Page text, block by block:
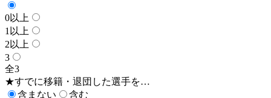
0以上
1以上
2以上
3
全3
★すでに移籍・退団した選手を…
含まない
含む